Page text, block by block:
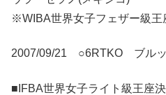
※WIBA世界女子フェザー級王
2007/09/21 ○6RTKO ブルッ
■IFBA世界女子ライト級王座